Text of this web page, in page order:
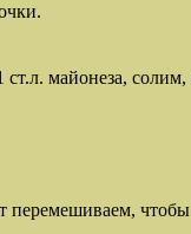
ст.л. майонеза,
перемешиваем, чтобы